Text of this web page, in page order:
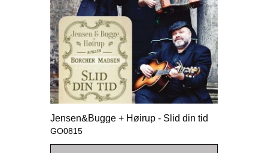
Jensen&Bugge + Høirup - Slid din tid
GO0815